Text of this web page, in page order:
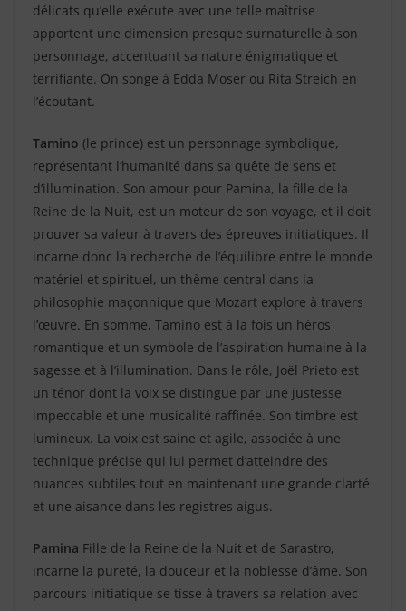
délicats qu’elle exécute avec une telle maîtrise
apportent une dimension presque surnaturelle à son
personnage, accentuant sa nature énigmatique et
terrifiante. On songe à Edda Moser ou Rita Streich en
l’écoutant.
Tamino (le prince) est un personnage symbolique,
représentant l’humanité dans sa quête de sens et
d’illumination. Son amour pour Pamina, la fille de la
Reine de la Nuit, est un moteur de son voyage, et il doit
prouver sa valeur à travers des épreuves initiatiques. Il
incarne donc la recherche de l’équilibre entre le monde
matériel et spirituel, un thème central dans la
philosophie maçonnique que Mozart explore à travers
l’œuvre. En somme, Tamino est à la fois un héros
romantique et un symbole de l’aspiration humaine à la
sagesse et à l’illumination. Dans le rôle, Joël Prieto est
un ténor dont la voix se distingue par une justesse
impeccable et une musicalité raffinée. Son timbre est
lumineux. La voix est saine et agile, associée à une
technique précise qui lui permet d’atteindre des
nuances subtiles tout en maintenant une grande clarté
et une aisance dans les registres aigus.
Pamina Fille de la Reine de la Nuit et de Sarastro,
incarne la pureté, la douceur et la noblesse d’âme. Son
parcours initiatique se tisse à travers sa relation avec